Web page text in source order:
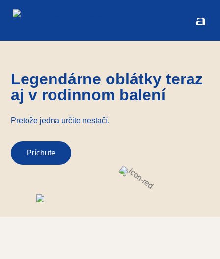
Legendárne oblátky teraz
aj v rodinnom balení
Pretože jedna určite nestačí.
Príchute